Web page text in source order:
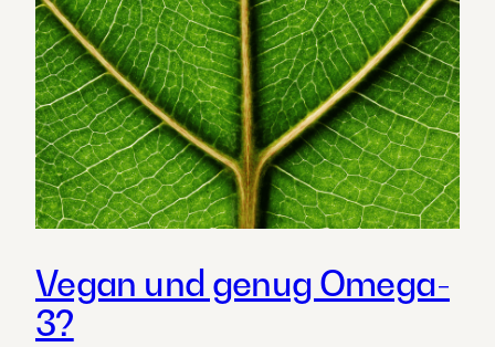
Vegan und genug Omega-
3?